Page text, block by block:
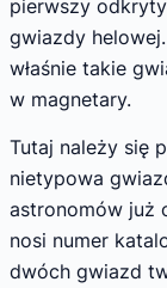
pierwszy
gwiazdy
właśnie takie
w magnetary.
Tutaj należy się
nietypowa
astronomów już
nosi numer
dwóch gwiazd